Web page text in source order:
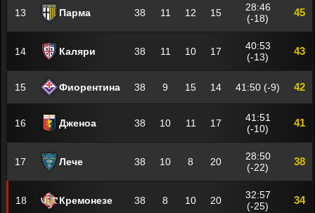
13 Парма 38 11 12 15
28:46
(-18)
45
14 Каляри 38 11 10 17
40:53
(-13)
43
15 Фиорентина 38 9 15 14 41:50 (-9) 42
16 Дженоа 38 10 11 17
41:51
(-10)
41
17 Лече 38 10 8 20
28:50
(-22)
38
18 Кремонезе 38 8 10 20
32:57
(-25)
34